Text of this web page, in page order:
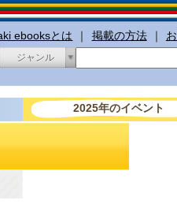
ebooksとは ｜ 掲載の方法 ｜
ジャンル
2025年のイベント